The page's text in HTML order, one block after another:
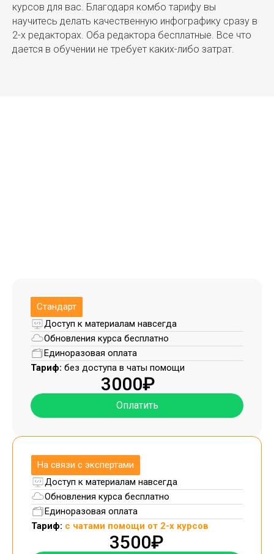
курсов для вас. Благодаря комбо тарифу вы
научитесь делать качественную инфографику сразу в
2-х редакторах. Оба редактора бесплатные. Все что
дается в обучении не требует каких-либо затрат.
Стандарт
Доступ к материалам навсегда
Обновления курса бесплатно
Единоразовая оплата
Тариф: без доступа в чаты помощи
3000₽
Оплатить
На связи с экспертами
Доступ к материалам навсегда
Обновления курса бесплатно
Единоразовая оплата
Тариф: с чатами помощи от 2-х курсов
3500₽